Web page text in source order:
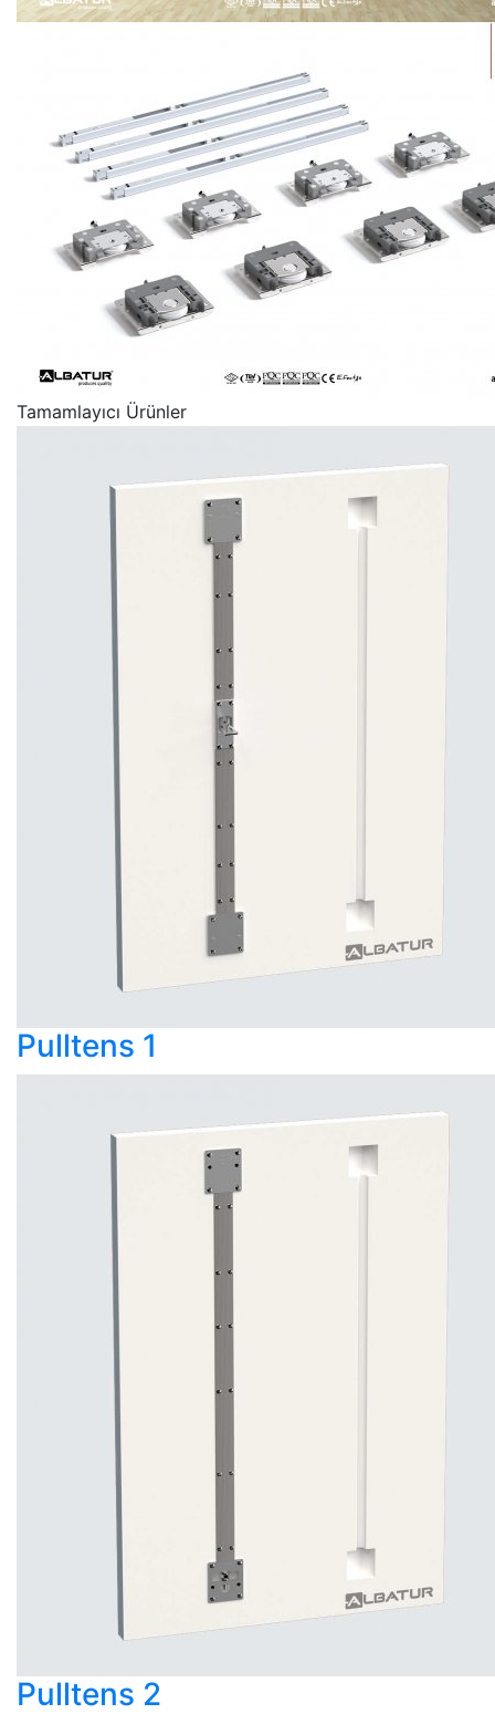
Tamamlayıcı Ürünler
Pulltens 1
Pulltens 2